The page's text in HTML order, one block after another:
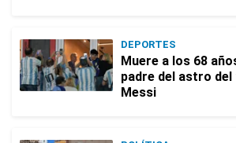
DEPORTES
Muere a los 68
padre del astro
Messi